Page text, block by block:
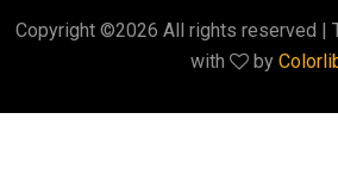
Copyright ©2026 All rights reserved |
with
by